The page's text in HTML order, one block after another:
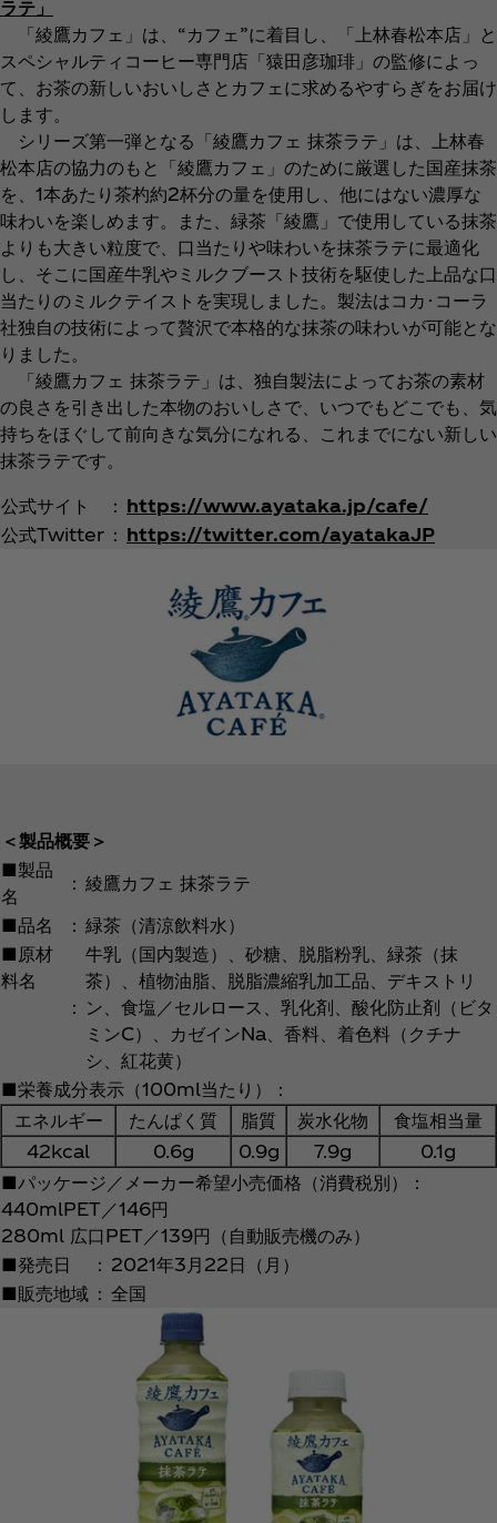
ラテ」
「綾鷹カフェ」は、“カフェ”に着目し、「上林春松本店」と
スペシャルティコーヒー専門店「猿田彦珈琲」の監修によっ
て、お茶の新しいおいしさとカフェに求めるやすらぎをお届け
します。
シリーズ第一弾となる「綾鷹カフェ 抹茶ラテ」は、上林春
松本店の協力のもと「綾鷹カフェ」のために厳選した国産抹茶
を、1本あたり茶杓約2杯分の量を使用し、他にはない濃厚な
味わいを楽しめます。また、緑茶「綾鷹」で使用している抹茶
よりも大きい粒度で、口当たりや味わいを抹茶ラテに最適化
し、そこに国産牛乳やミルクブースト技術を駆使した上品な口
当たりのミルクテイストを実現しました。製法はコカ･コーラ
社独自の技術によって贅沢で本格的な抹茶の味わいが可能とな
りました。
「綾鷹カフェ 抹茶ラテ」は、独自製法によってお茶の素材
の良さを引き出した本物のおいしさで、いつでもどこでも、気
持ちをほぐして前向きな気分になれる、これまでにない新しい
抹茶ラテです。
公式サイト ： https://www.ayataka.jp/cafe/
公式Twitter ： https://twitter.com/ayatakaJP
＜製品概要＞
■製品
名
： 綾鷹カフェ 抹茶ラテ
■品名
： 緑茶（清涼飲料水）
■原材
料名
：
牛乳（国内製造）、砂糖、脱脂粉乳、緑茶（抹
茶）、植物油脂、脱脂濃縮乳加工品、デキストリ
ン、食塩／セルロース、乳化剤、酸化防止剤（ビタ
ミンC）、カゼインNa、香料、着色料（クチナ
シ、紅花黄）
■栄養成分表示（100ml当たり）：
エネルギー
たんぱく質 脂質 炭水化物
食塩相当量
42kcal
0.6g 0.9g 7.9g
0.1g
■パッケージ／メーカー希望小売価格（消費税別）：
440mlPET／146円
280ml 広口PET／139円（自動販売機のみ）
■発売日
： 2021年3月22日（月）
■販売地域 ： 全国